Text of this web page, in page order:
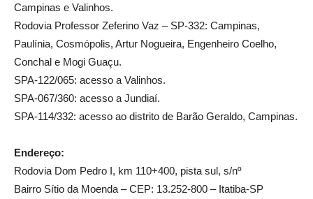
Campinas e Valinhos.
Rodovia Professor Zeferino Vaz – SP-332: Campinas,
Paulínia, Cosmópolis, Artur Nogueira, Engenheiro Coelho,
Conchal e Mogi Guaçu.
SPA-122/065: acesso a Valinhos.
SPA-067/360: acesso a Jundiaí.
SPA-114/332: acesso ao distrito de Barão Geraldo, Campinas.
Endereço:
Rodovia Dom Pedro I, km 110+400, pista sul, s/nº
Bairro Sítio da Moenda – CEP: 13.252-800 – Itatiba-SP